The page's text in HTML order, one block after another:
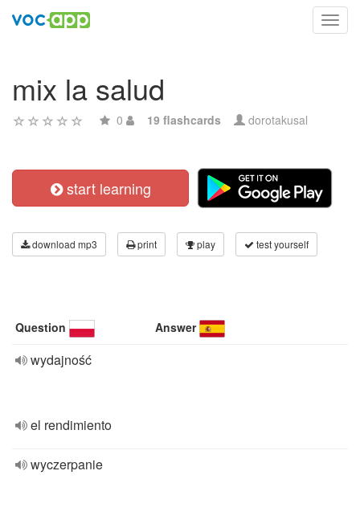
mix la salud
0 19 flashcards dorotakusal
start learning
download mp3 print play test yourself
Question Answer
wydajność
el rendimiento
wyczerpanie